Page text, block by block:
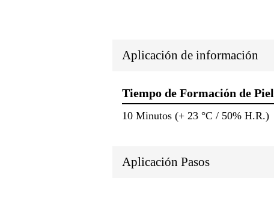
Aplicación de información
Tiempo de Formación de Piel
10 Minutos (+ 23 °C / 50% H.R.)
Aplicación Pasos